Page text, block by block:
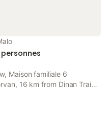
Maison familiale 6
16 km from Dinan Train
It is set 20 km from
minimarket.